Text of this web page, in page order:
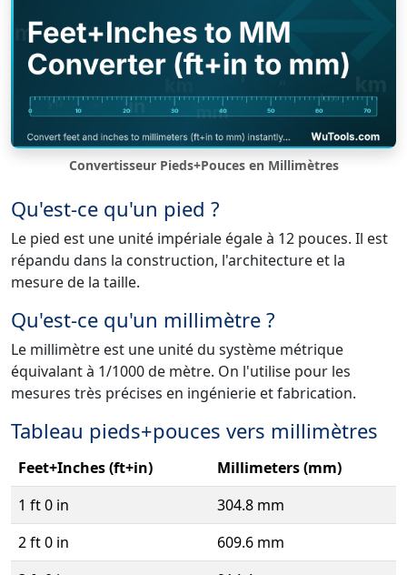
Convertisseur Pieds+Pouces en Millimètres
Qu'est-ce qu'un pied ?
Le pied est une unité impériale égale à 12 pouces. Il est
répandu dans la construction, l'architecture et la
mesure de la taille.
Qu'est-ce qu'un millimètre ?
Le millimètre est une unité du système métrique
équivalant à 1/1000 de mètre. On l'utilise pour les
mesures très précises en ingénierie et fabrication.
Tableau pieds+pouces vers millimètres
Feet+Inches (ft+in)
Millimeters (mm)
1 ft 0 in
304.8 mm
2 ft 0 in
609.6 mm